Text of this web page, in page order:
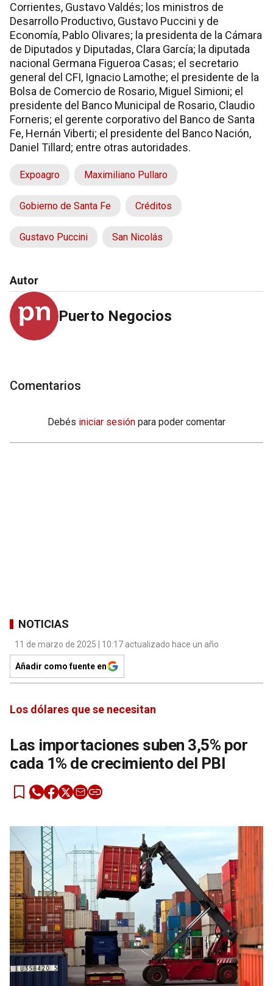
Corrientes, Gustavo Valdés; los ministros de
Desarrollo Productivo, Gustavo Puccini y de
Economía, Pablo Olivares; la presidenta de la Cámara
de Diputados y Diputadas, Clara García; la diputada
nacional Germana Figueroa Casas; el secretario
general del CFI, Ignacio Lamothe; el presidente de la
Bolsa de Comercio de Rosario, Miguel Simioni; el
presidente del Banco Municipal de Rosario, Claudio
Forneris; el gerente corporativo del Banco de Santa
Fe, Hernán Viberti; el presidente del Banco Nación,
Daniel Tillard; entre otras autoridades.
Expoagro Maximiliano Pullaro
Gobierno de Santa Fe Créditos
Gustavo Puccini San Nicolás
Autor
Puerto Negocios
Comentarios
Debés iniciar sesión para poder comentar
NOTICIAS
11 de marzo de 2025 | 10:17 actualizado hace un año
Añadir como fuente en
Los dólares que se necesitan
Las importaciones suben 3,5% por
cada 1% de crecimiento del PBI